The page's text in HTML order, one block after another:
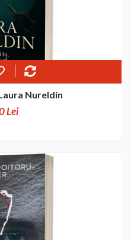
Nureldin
Lei